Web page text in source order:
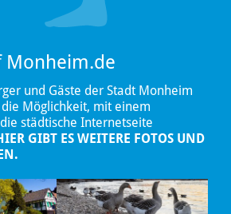
Monheim.de
und Gäste der Stadt Monheim
Möglichkeit, mit einem
städtische Internetseite
GIBT ES WEITERE FOTOS UND